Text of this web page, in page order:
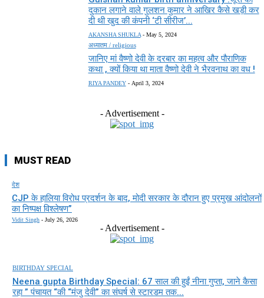
दुकान लगाने वाले गुलशन कुमार ने आखिर कैसे खड़ी कर
दी थी खुद की कंपनी ‘टी सीरीज’...
AKANSHA SHUKLA - May 5, 2024
अध्यातम / religious
जानिए मां वैष्णो देवी के दरबार का महत्व और पौराणिक
कथा , क्यों किया था माता वैष्णो देवी ने भैरवनाथ का वध !
RIYA PANDEY - April 3, 2024
- Advertisement -
MUST READ
देश
CJP के हालिया विरोध प्रदर्शन के बाद, मोदी सरकार के दौरान हुए प्रमुख आंदोलनों
का निष्पक्ष विश्लेषण”
Vidit Singh - July 26, 2026
- Advertisement -
BIRTHDAY SPECIAL
Neena gupta Birthday Special: 67 साल की हुईं नीना गुप्ता, जाने कैसा
रहा ” पंचायत “की “मंजु देवी” का संघर्ष से स्टारडम तक...